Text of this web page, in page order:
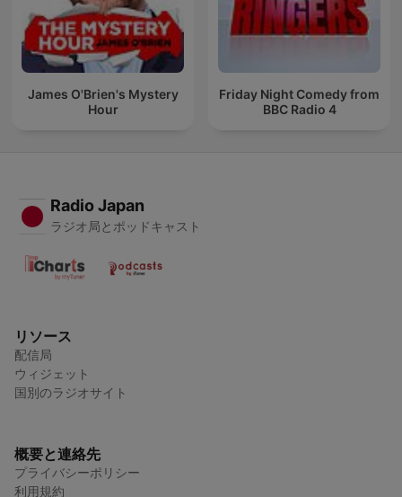
James O'Brien's Mystery
Hour
Friday Night Comedy from
BBC Radio 4
Radio Japan
ラジオ局とポッドキャスト
リソース
配信局
ウィジェット
国別のラジオサイト
概要と連絡先
プライバシーポリシー
利用規約